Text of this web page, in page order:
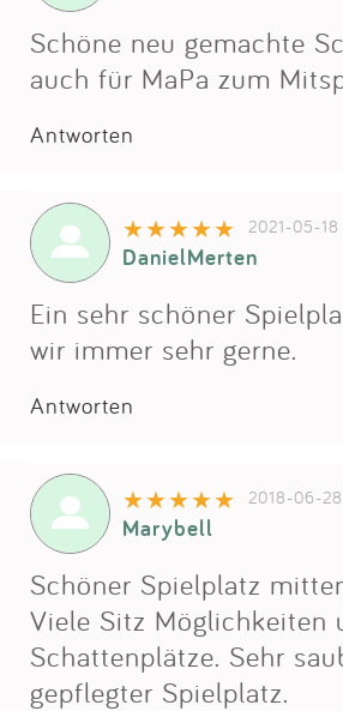
Partner
Kontakt
Anmelden
Schöne neu gemachte
auch für MaPa zum
Antworten
2021-05-18
DanielMerten
Ein sehr schöner
wir immer sehr gerne.
Antworten
2018-06-28
Marybell
Schöner Spielplatz
Viele Sitz Möglichkeiten
Schattenplätze. Sehr
gepflegter Spielplatz.